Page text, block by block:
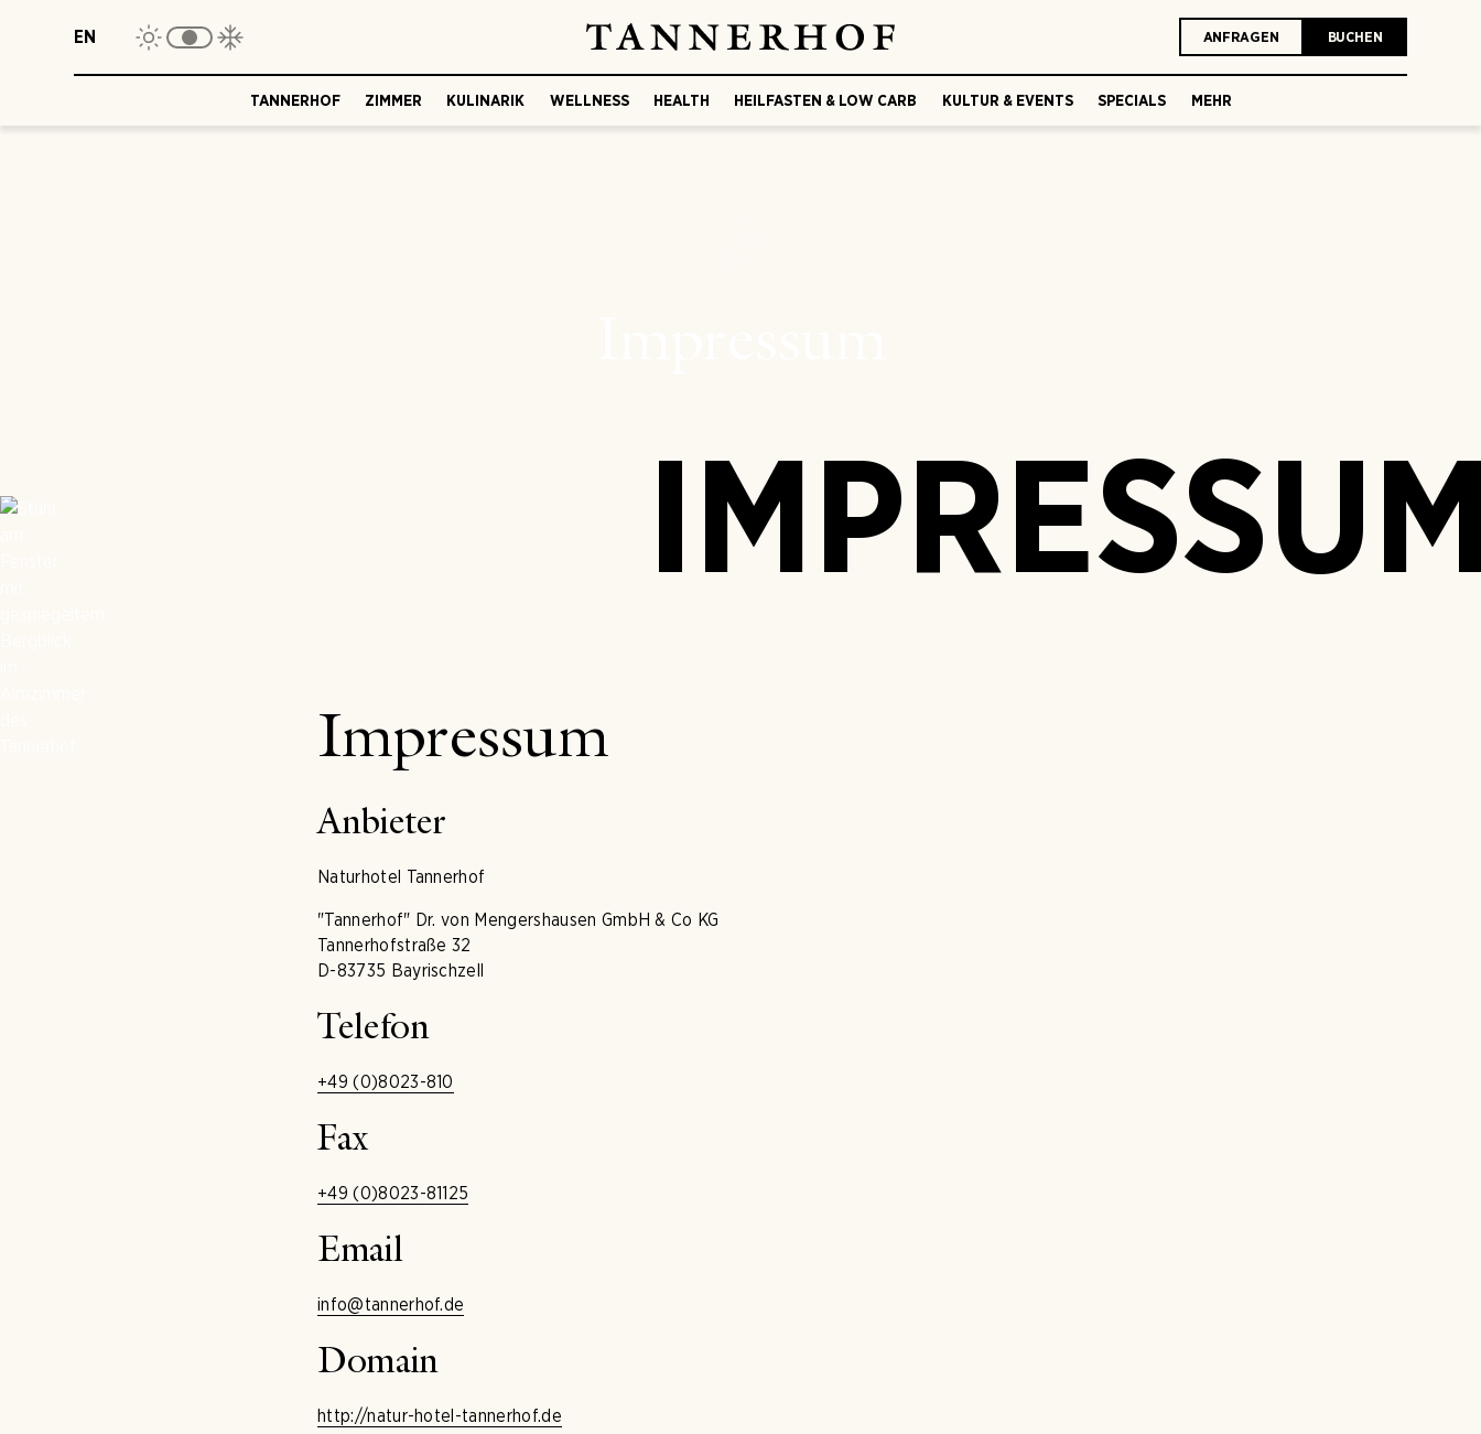
EN ANFRAGEN BUCHEN
TANNERHOF ZIMMER KULINARIK WELLNESS HEALTH HEILFASTEN & LOW CARB KULTUR & EVENTS SPECIALS MEHR
Impressum
Anbieter
Naturhotel Tannerhof
"Tannerhof" Dr. von Mengershausen GmbH & Co KG
Tannerhofstraße 32
D-83735 Bayrischzell
Telefon
+49 (0)8023-810
Fax
+49 (0)8023-81125
Email
info@tannerhof.de
Domain
http://natur-hotel-tannerhof.de